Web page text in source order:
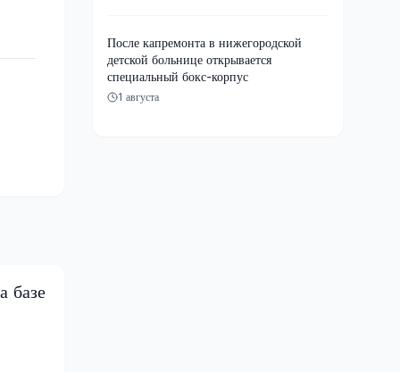
базе
После капремонта в нижегородской
детской больнице открывается
специальный бокс-корпус
1 августа